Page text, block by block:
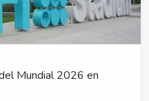
Mundial 2026 en